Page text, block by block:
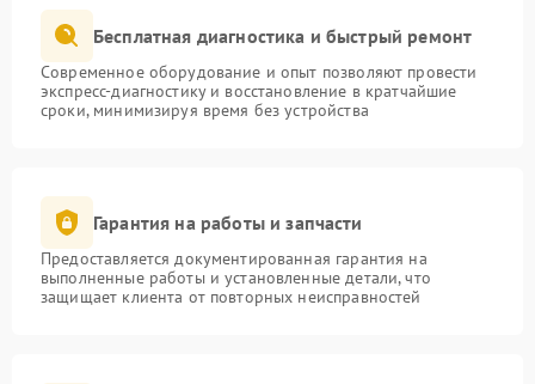
Бесплатная диагностика и быстрый ремонт
Современное оборудование и опыт позволяют провести
экспресс-диагностику и восстановление в кратчайшие
сроки, минимизируя время без устройства
Гарантия на работы и запчасти
Предоставляется документированная гарантия на
выполненные работы и установленные детали, что
защищает клиента от повторных неисправностей